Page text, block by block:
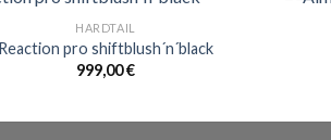
HARDTAIL
Reaction pro shiftblush´n´black
999,00€